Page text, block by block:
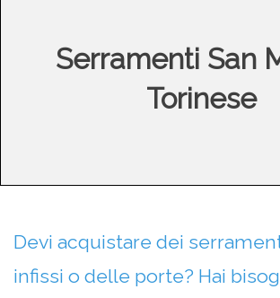
Serramenti San
Torinese
Devi acquistare dei
infissi o delle porte? Hai